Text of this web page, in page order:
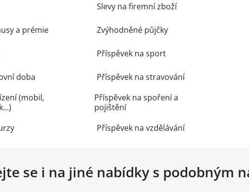
a prémie
doba
(mobil,
Slevy na firemní zboží
Zvýhodněné půjčky
Příspěvek na sport
Příspěvek na stravování
Příspěvek na spoření a
pojištění
Příspěvek na vzdělávání
se i na jiné nabídky s podobným